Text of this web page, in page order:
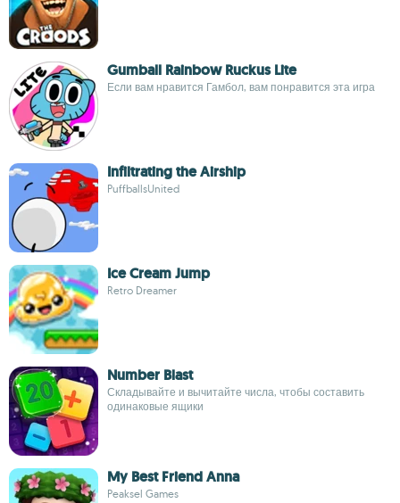
Gumball Rainbow Ruckus Lite
Если вам нравится Гамбол, вам понравится эта игра
Infiltrating the Airship
PuffballsUnited
Ice Cream Jump
Retro Dreamer
Number Blast
Складывайте и вычитайте числа, чтобы составить
одинаковые ящики
My Best Friend Anna
Peaksel Games